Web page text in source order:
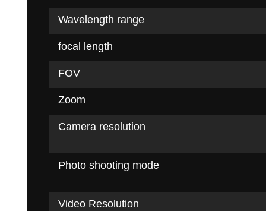
Wavelength range
focal length
FOV
Zoom
Camera resolution
Photo shooting mode
Video Resolution